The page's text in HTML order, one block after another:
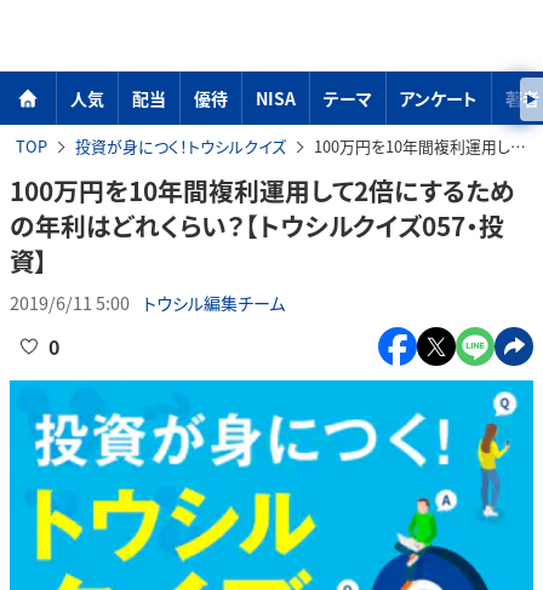
人気 配当 優待 NISA テーマ アンケート 著者
TOP 投資が身につく！トウシルクイズ 100万円を10年間複利運用して2倍にするための年利はどれくらい？【トウシルクイズ057・投資】
100万円を10年間複利運用して2倍にするため
の年利はどれくらい？【トウシルクイズ057・投
資】
2019/6/11 5:00 トウシル編集チーム
0